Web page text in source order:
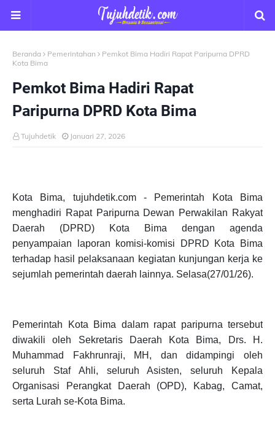
Beranda Pemerintahan
Pemkot Bima Hadiri Rapat Paripurna DPRD
Kota Bima
Pemkot Bima Hadiri Rapat
Paripurna DPRD Kota Bima
Tujuhdetik Januari 27, 2026
Kota Bima, tujuhdetik.com - Pemerintah Kota Bima
menghadiri Rapat Paripurna Dewan Perwakilan Rakyat
Daerah (DPRD) Kota Bima dengan agenda
penyampaian laporan komisi-komisi DPRD Kota Bima
terhadap hasil pelaksanaan kegiatan kunjungan kerja ke
sejumlah pemerintah daerah lainnya. Selasa(27/01/26).
Pemerintah Kota Bima dalam rapat paripurna tersebut
diwakili oleh Sekretaris Daerah Kota Bima, Drs. H.
Muhammad Fakhrunraji, MH, dan didampingi oleh
seluruh Staf Ahli, seluruh Asisten, seluruh Kepala
Organisasi Perangkat Daerah (OPD), Kabag, Camat,
serta Lurah se-Kota Bima.